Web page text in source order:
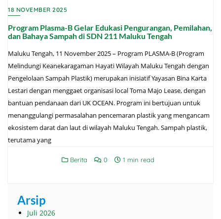
18 NOVEMBER 2025
Program Plasma-B Gelar Edukasi Pengurangan, Pemilahan,
dan Bahaya Sampah di SDN 211 Maluku Tengah
Maluku Tengah, 11 November 2025 – Program PLASMA-B (Program
Melindungi Keanekaragaman Hayati Wilayah Maluku Tengah dengan
Pengelolaan Sampah Plastik) merupakan inisiatif Yayasan Bina Karta
Lestari dengan menggaet organisasi local Toma Majo Lease, dengan
bantuan pendanaan dari UK OCEAN. Program ini bertujuan untuk
menanggulangi permasalahan pencemaran plastik yang mengancam
ekosistem darat dan laut di wilayah Maluku Tengah. Sampah plastik,
terutama yang
Berita 0 1 min read
Arsip
Juli 2026